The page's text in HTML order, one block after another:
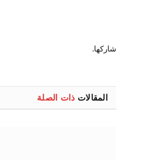
شاركها.
المقالات ذات الصلة